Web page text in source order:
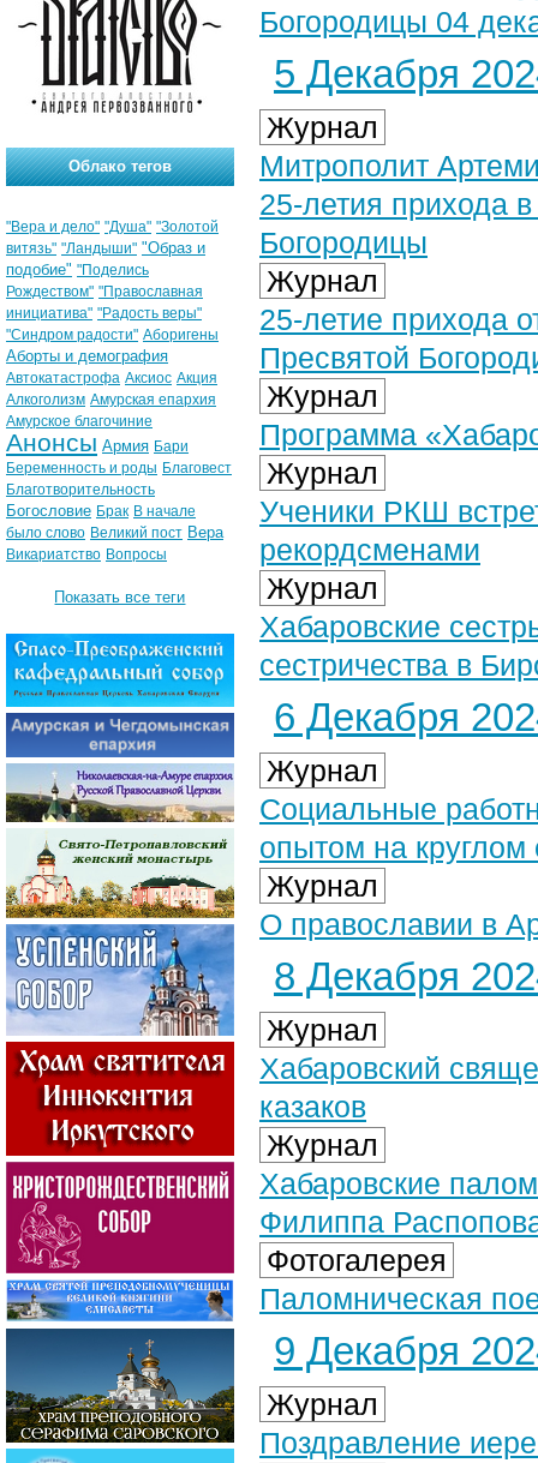
Богородицы 04
5 Декабря
Журнал
Митрополит
25-летия прихода
Богородицы
Журнал
25-летие прихода
Пресвятой
Журнал
Программа
Журнал
Ученики РКШ
рекордсменами
Журнал
Хабаровские
сестричества в
6 Декабря
Журнал
Социальные
опытом на круглом
Журнал
О православии в
8 Декабря
Журнал
Хабаровский
казаков
Журнал
Хабаровские
Филиппа
Фотогалерея
Паломническая
9 Декабря
Журнал
Поздравление
Облако тегов
"Вера и дело" "Душа" "Золотой
витязь" "Ландыши" "Образ и
подобие" "Поделись
Рождеством" "Православная
инициатива" "Радость веры"
"Синдром радости" Аборигены
Аборты и демография
Автокатастрофа Аксиос Акция
Алкоголизм Амурская епархия
Амурское благочиние
Анонсы Армия Бари
Беременность и роды Благовест
Благотворительность
Богословие Брак В начале
было слово Великий пост Вера
Викариатство Вопросы
Показать все теги